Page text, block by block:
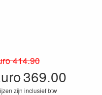
414.90
369.00
zijn inclusief btw